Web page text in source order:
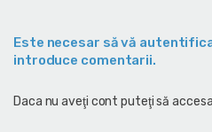
Este necesar să vă
introduce comentarii.
Daca nu aveţi cont puteţi să